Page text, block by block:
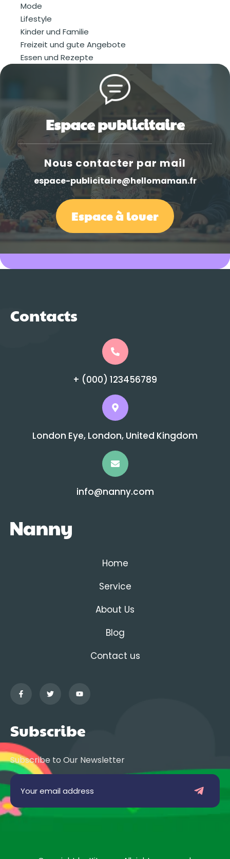
Mode
Lifestyle
Kinder und Familie
Freizeit und gute Angebote
Essen und Rezepte
Espace publicitaire
Nous contacter par mail
espace-publicitaire@hellomaman.fr
Espace à louer
Contacts
+ (000) 123456789
London Eye, London, United Kingdom
info@nanny.com
Home
Service
About Us
Blog
Contact us
Subscribe
Subscribe to Our Newsletter